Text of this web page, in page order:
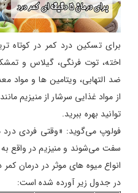
برای تسکین درد کمر در کوتاه
اخته، توت فرنگی، گیلاس و
ضد التهابی، ویتامین ها و مواد
از مواد غذایی سرشار از منیزیم
توانید بهره ببرید.
فولوپ می‌گوید: «وقتی فردی درد
سفت می‌شوند و منیزیم در
انواع میوه های موثر در درمان کمر
در جدول زیر آورده شده است: